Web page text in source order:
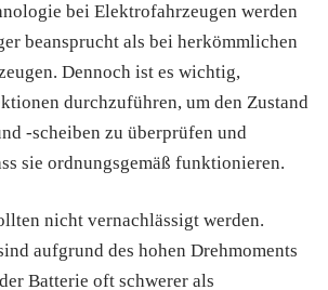
bei Elektrofahrzeugen werden
beansprucht als bei herkömmlichen
Dennoch ist es wichtig,
durchzuführen, um den Zustand
-scheiben zu überprüfen und
sie ordnungsgemäß funktionieren.
nicht vernachlässigt werden.
aufgrund des hohen Drehmoments
Batterie oft schwerer als